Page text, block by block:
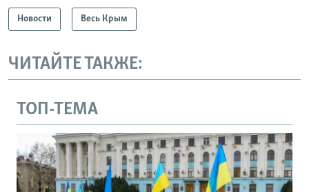
Новости Весь Крым
ЧИТАЙТЕ ТАКЖЕ:
ТОП-ТЕМА